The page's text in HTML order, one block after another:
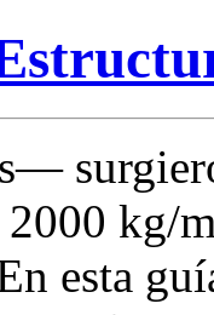
kg/
esta